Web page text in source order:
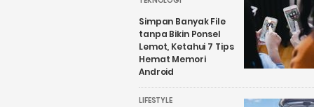
Simpan Banyak File
tanpa Bikin Ponsel
Lemot, Ketahui 7 Tips
Hemat Memori
Android
LIFESTYLE